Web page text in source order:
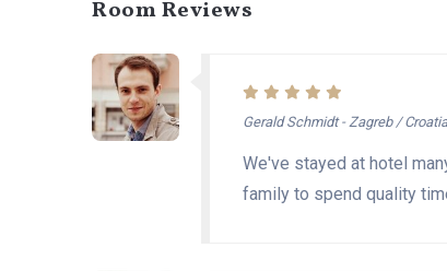
Room Reviews
Gerald Schmidt - Zagreb / Croatia
We've stayed at hotel
family to spend quality